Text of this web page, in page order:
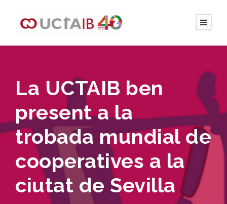
La UCTAIB ben
present a la
trobada mundial de
cooperatives a la
ciutat de Sevilla